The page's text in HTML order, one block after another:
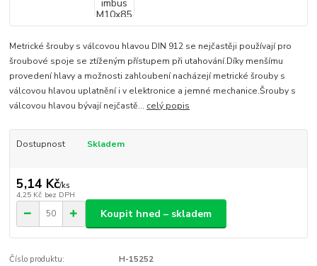
Metrické šrouby s válcovou hlavou DIN 912 se nejčastěji používají pro
šroubové spoje se ztíženým přístupem při utahování.Díky menšímu
provedení hlavy a možnosti zahloubení nacházejí metrické šrouby s
válcovou hlavou uplatnění i v elektronice a jemné mechanice.Šrouby s
válcovou hlavou bývají nejčastě... celý popis
Dostupnost Skladem
5,14 Kč/ks
4,25 Kč bez DPH
Koupit hned – skladem
Číslo produktu:
H-15252